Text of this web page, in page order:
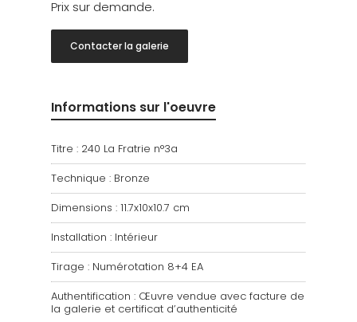
Prix sur demande.
Contacter la galerie
Informations sur l'oeuvre
Titre : 240 La Fratrie n°3a
Technique : Bronze
Dimensions : 11.7x10x10.7 cm
Installation : Intérieur
Tirage : Numérotation 8+4 EA
Authentification : Œuvre vendue avec facture de
la galerie et certificat d’authenticité